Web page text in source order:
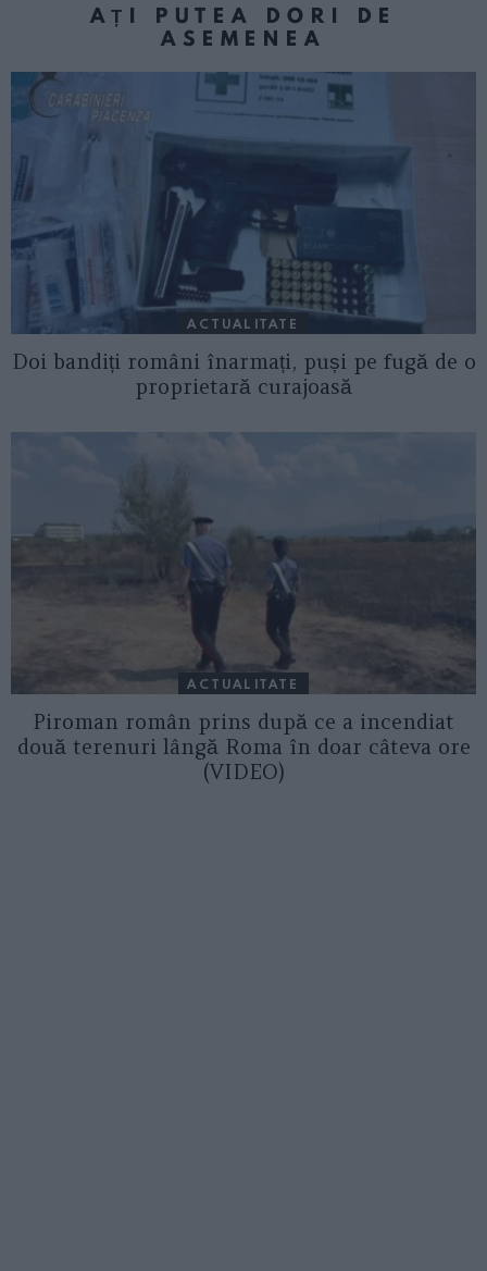
AȚI PUTEA DORI DE
ASEMENEA
ACTUALITATE
Doi bandiți români înarmați, puși pe fugă de o
proprietară curajoasă
ACTUALITATE
Piroman român prins după ce a incendiat
două terenuri lângă Roma în doar câteva ore
(VIDEO)